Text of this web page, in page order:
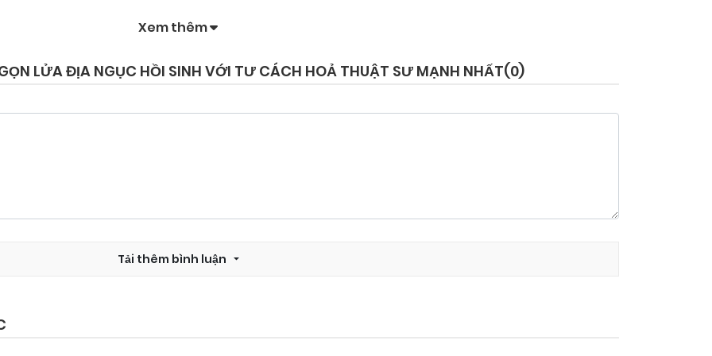
Chapter 71
Xem thêm
LỬA ĐỊA NGỤC HỒI SINH VỚI TƯ CÁCH HOẢ THUẬT SƯ MẠNH NHẤT(0)
Tải thêm bình luận